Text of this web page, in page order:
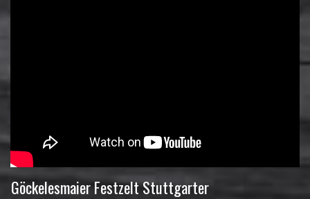
Göckelesmaier Festzelt Stuttgarter